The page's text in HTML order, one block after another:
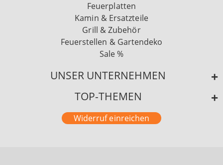
Feuerplatten
Kamin & Ersatzteile
Grill & Zubehör
Feuerstellen & Gartendeko
Sale %
UNSER UNTERNEHMEN
TOP-THEMEN
Widerruf einreichen